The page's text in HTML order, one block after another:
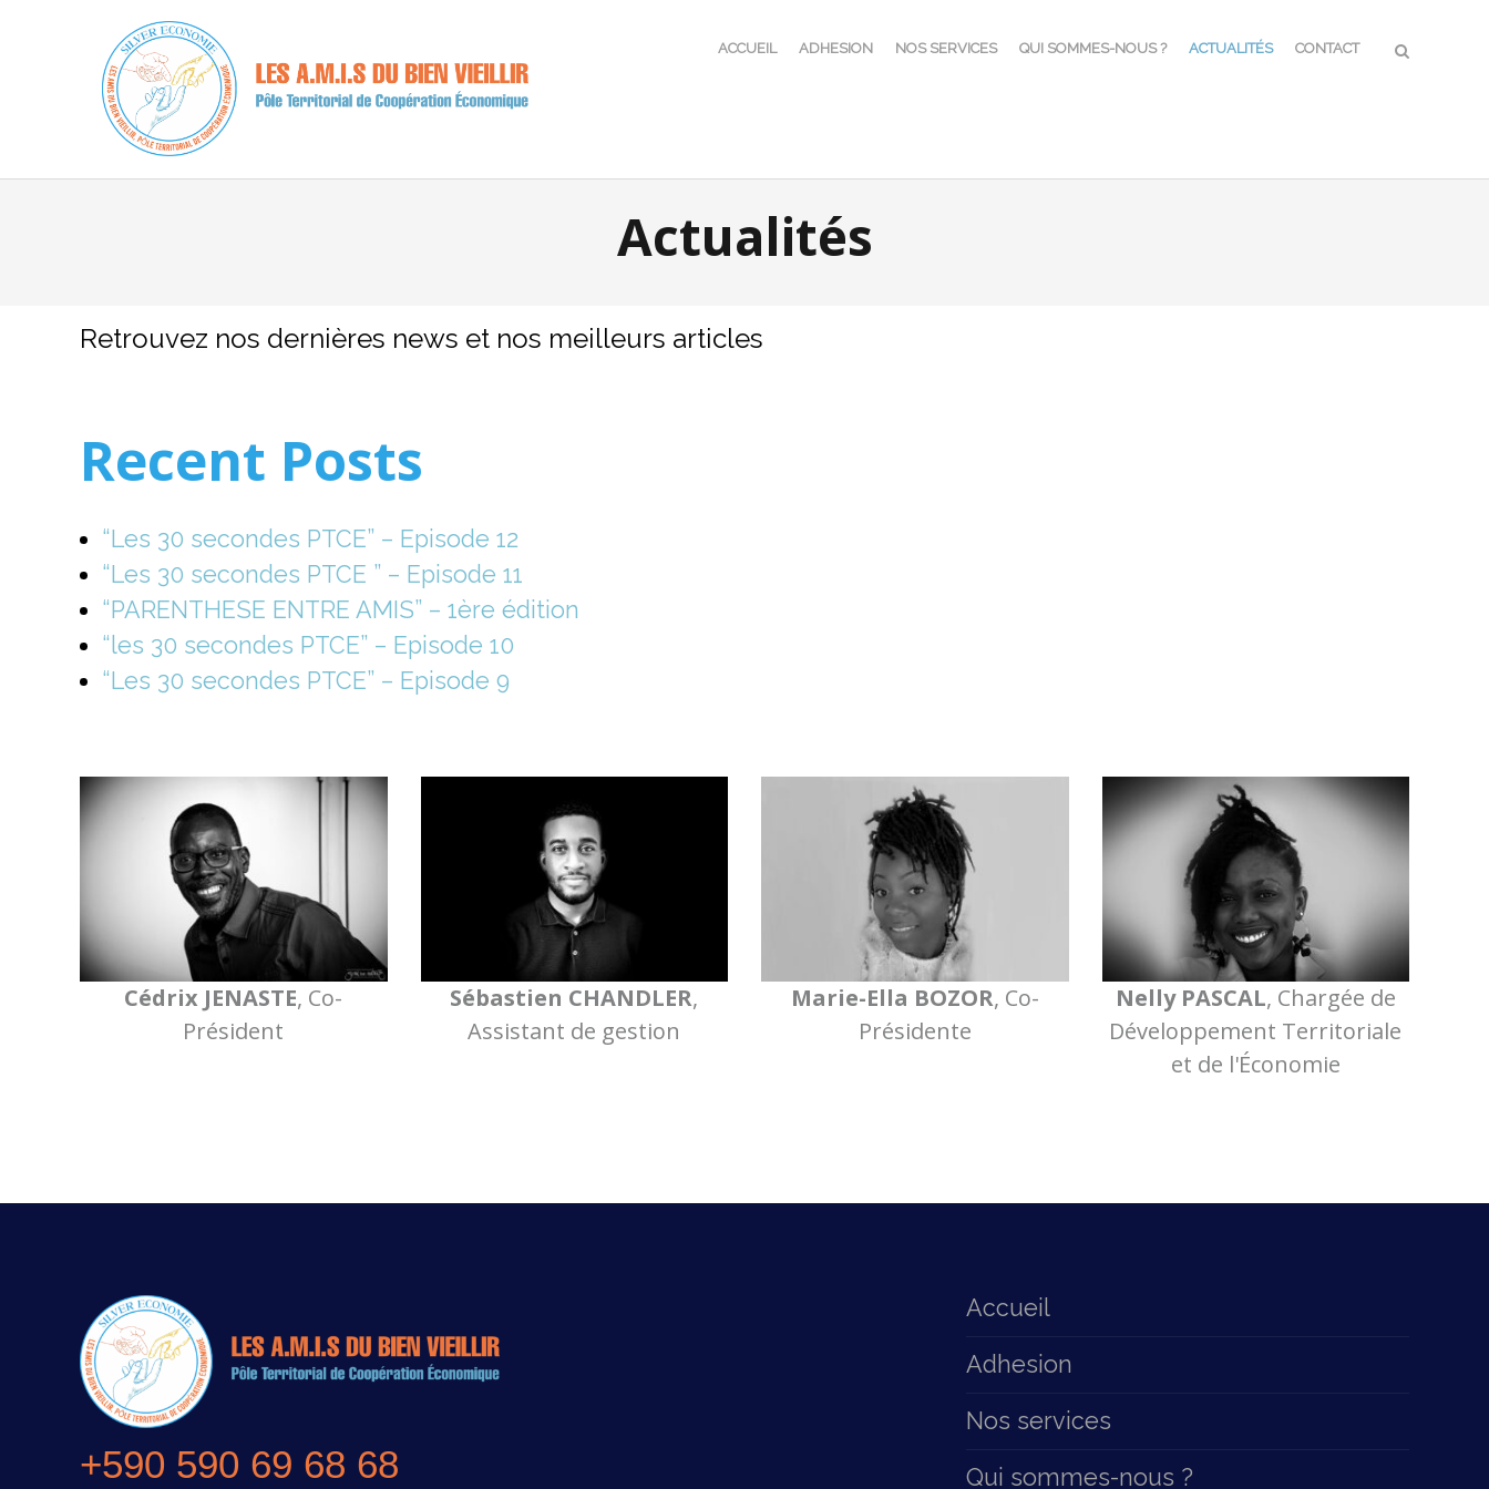
ACCUEIL ADHESION NOS SERVICES QUI SOMMES-NOUS ? ACTUALITÉS CONTACT
Actualités
Retrouvez nos dernières news et nos meilleurs articles
Recent Posts
“Les 30 secondes PTCE” – Episode 12
“Les 30 secondes PTCE ” – Episode 11
“PARENTHESE ENTRE AMIS” – 1ère édition
“les 30 secondes PTCE” – Episode 10
“Les 30 secondes PTCE” – Episode 9
Cédrix JENASTE, Co-
Président
Sébastien CHANDLER,
Assistant de gestion
Marie-Ella BOZOR, Co-
Présidente
Nelly PASCAL, Chargée de
Développement Territoriale
et de l'Économie
+590 590 69 68 68
Accueil
Adhesion
Nos services
Qui sommes-nous ?